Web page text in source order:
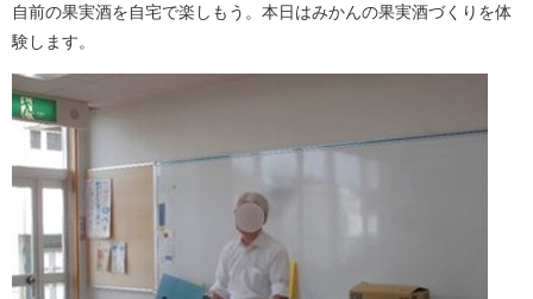
自前の果実酒を自宅で楽しもう。本日はみかんの果実酒づくりを体
験します。